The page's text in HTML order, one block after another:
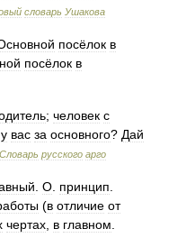
словарь Ушакова
посёлок в
посёлок в
; человек с
у вас за основного? Дай
Словарь русского арго
О принцип
(в отличие от
чертах в главном